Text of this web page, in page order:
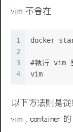
vim 不會在
1
2
3
4
docker
#執行 vim
vim
以下方法則是
vim , container